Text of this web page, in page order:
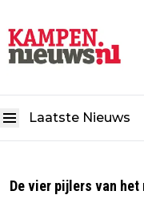
Laatste Nieuws
De vier pijlers van